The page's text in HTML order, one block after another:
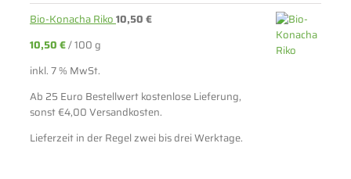
Bio-Konacha Riko10,50€
10,50€/100 g
inkl. 7 % MwSt.
Ab 25 Euro Bestellwert kostenlose Lieferung,
sonst €4,00 Versandkosten.
Lieferzeit in der Regel zwei bis drei Werktage.